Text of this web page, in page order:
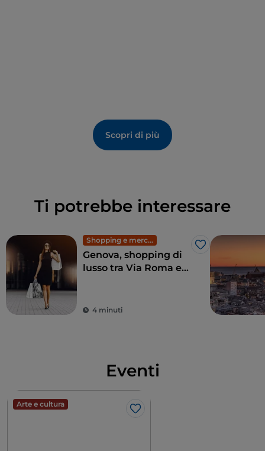
Scopri di più
Ti potrebbe interessare
Shopping e mercati
Like
Genova, shopping di
lusso tra Via Roma e
4 minuti
Eventi
Arte e cultura
Like